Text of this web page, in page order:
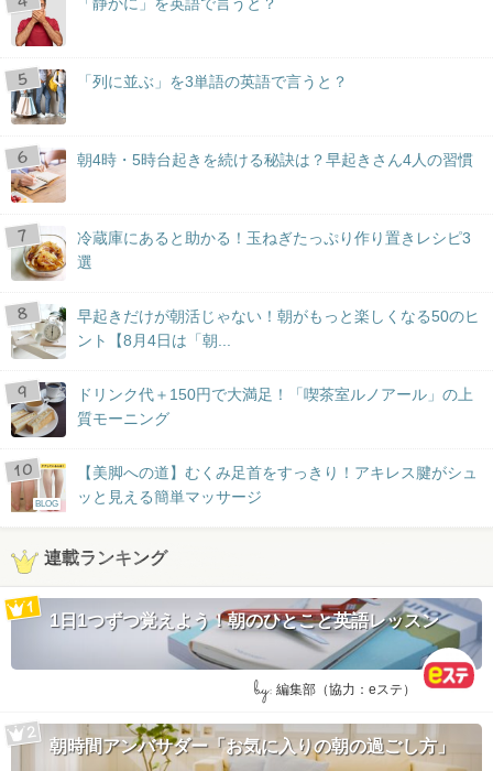
「列に並ぶ」を3単語の英語で言うと？
朝4時・5時台起きを続ける秘訣は？早起きさん4人の習慣
冷蔵庫にあると助かる！玉ねぎたっぷり作り置きレシピ3
選
早起きだけが朝活じゃない！朝がもっと楽しくなる50のヒ
ント【8月4日は「朝...
ドリンク代＋150円で大満足！「喫茶室ルノアール」の上
質モーニング
BLOG
【美脚への道】むくみ足首をすっきり！アキレス腱がシュ
ッと見える簡単マッサージ
連載ランキング
1日1つずつ覚えよう！朝のひとこと英語レッスン
by: 編集部（協力：eステ）
朝時間アンバサダー「お気に入りの朝の過ごし方」